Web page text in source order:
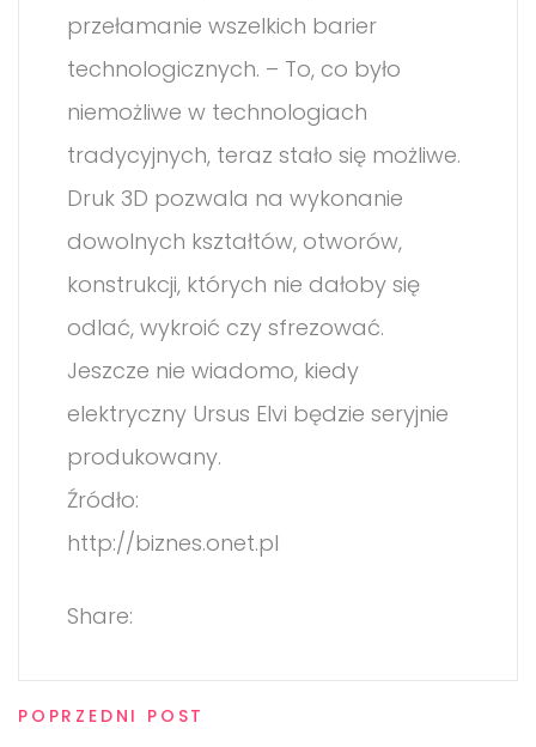
przełamanie wszelkich barier
technologicznych. – To, co było
niemożliwe w technologiach
tradycyjnych, teraz stało się możliwe.
Druk 3D pozwala na wykonanie
dowolnych kształtów, otworów,
konstrukcji, których nie dałoby się
odlać, wykroić czy sfrezować.
Jeszcze nie wiadomo, kiedy
elektryczny Ursus Elvi będzie seryjnie
produkowany.
Źródło:
http://biznes.onet.pl
Share:
POPRZEDNI POST